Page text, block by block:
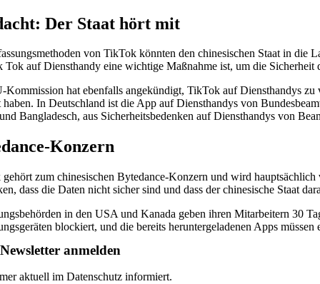
Der Staat hört mit
von TikTok könnten den chinesischen Staat in die
Tok auf Diensthandy eine wichtige Maßnahme ist, um die Sicherheit
Kommission hat ebenfalls angekündigt, TikTok auf Diensthandys
haben. In Deutschland ist die App auf Diensthandys von
Bangladesch, aus Sicherheitsbedenken auf Diensthandys von
Konzern
zum chinesischen Bytedance-Konzern und wird
dass die Daten nicht sicher sind und dass der chinesische Staat
in den USA und Kanada geben ihren Mitarbeitern 30
blockiert, und die bereits heruntergeladenen Apps müssen
anmelden
aktuell im Datenschutz informiert.